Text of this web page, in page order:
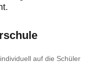
auf die Schüler